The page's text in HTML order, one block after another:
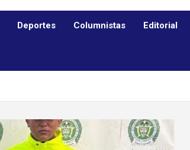
Deportes Columnistas Editorial